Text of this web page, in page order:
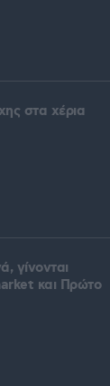
στα χέρια
γίνονται
και Πρώτο